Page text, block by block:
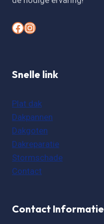
# #
Snelle link
Plat dak
Dakpannen
Dakgoten
Dakreparatie
Stormschade
Contact
Contact Informatie